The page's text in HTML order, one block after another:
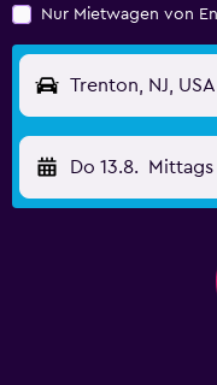
Nur Mietwagen von
Trenton, NJ,
Do 13.8. Mittags